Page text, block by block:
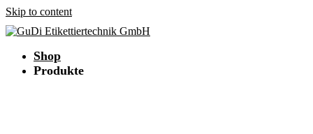
Skip to content
Shop
Produkte